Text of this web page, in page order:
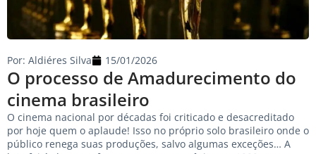
O processo de Amadurecimento do
cinema brasileiro
Por: Aldiéres Silva 15/01/2026
O cinema nacional por décadas foi criticado e desacreditado
por hoje quem o aplaude! Isso no próprio solo brasileiro onde o
público renega suas produções, salvo algumas exceções… A